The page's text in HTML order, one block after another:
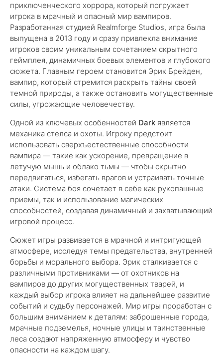
приключенческого хоррора, который погружает
игрока в мрачный и опасный мир вампиров.
Разработанная студией Realmforge Studios, игра была
выпущена в 2013 году и сразу привлекла внимание
игроков своим уникальным сочетанием скрытного
геймплея, динамичных боевых элементов и глубокого
сюжета. Главным героем становится Эрик Брейден,
вампир, который стремится раскрыть тайны своей
темной природы, а также остановить могущественные
силы, угрожающие человечеству.
Одной из ключевых особенностей Dark является
механика стелса и охоты. Игроку предстоит
использовать сверхъестественные способности
вампира — такие как ускорение, превращение в
летучую мышь и облако тьмы — чтобы скрытно
передвигаться, избегать врагов и устраивать точные
атаки. Система боя сочетает в себе как рукопашные
приемы, так и использование магических
способностей, создавая динамичный и захватывающий
игровой процесс.
Сюжет игры развивается в мрачной и интригующей
атмосфере, исследуя темы предательства, внутренней
борьбы и морального выбора. Эрик сталкивается с
различными противниками — от охотников на
вампиров до других могущественных тварей, и
каждый выбор игрока влияет на дальнейшее развитие
событий и судьбу персонажей. Мир игры проработан с
большим вниманием к деталям: заброшенные города,
мрачные подземелья, ночные улицы и таинственные
леса создают напряженную атмосферу и чувство
опасности на каждом шагу.